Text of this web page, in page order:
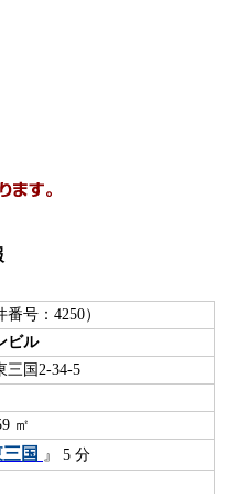
号：4250）
ビル
三国2-34-5
㎡
国 』 5 分